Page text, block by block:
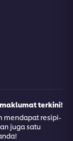
terkini!
mendapat resipi-
juga satu